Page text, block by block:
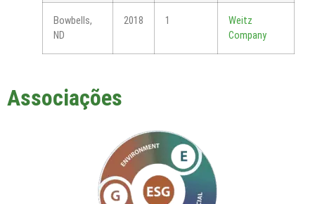
Bowbells,
ND
2018 1
Weitz
Company
Associações